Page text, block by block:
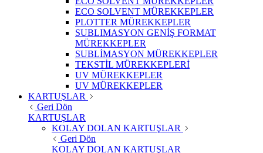
ECO SOLVENT MÜREKKEPLER
PLOTTER MÜREKKEPLER
SUBLIMASYON GENİŞ FORMAT
MÜREKKEPLER
SUBLİMASYON MÜREKKEPLER
TEKSTİL MÜREKKEPLERİ
UV MÜREKKEPLER
UV MÜREKKEPLER
KARTUŞLAR
Geri Dön
KARTUŞLAR
KOLAY DOLAN KARTUŞLAR
Geri Dön
KOLAY DOLAN KARTUŞLAR